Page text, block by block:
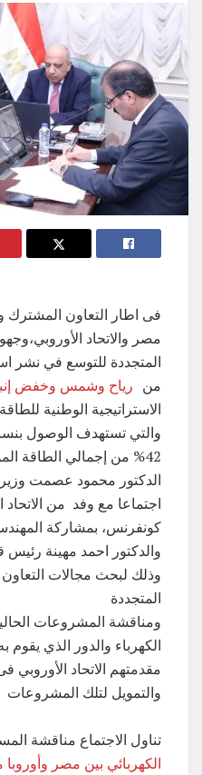
فى اطار التعاون المشترك
مصر والاتحاد
المتجددة للتوسع في نشر
من رياح وشمس وخفض
الاستراتيجية الوطنية
والتي تستهدف الوصول
الدكتور محمود عصمت وزير
اجتماعا مع وفد من الاتحاد
كونفرنس، بمشاركة
والدكتور احمد مهينة رئيس
وذلك لبحث مجالات
المتجددة
ومناقشة المشروعات
الكهرباء والدور الذي يقوم
مقدمتهم الاتحاد الأوروبي
والتمويل لتلك المشروعات
تناول الاجتماع مناقشة
الكهربائي بين مصر